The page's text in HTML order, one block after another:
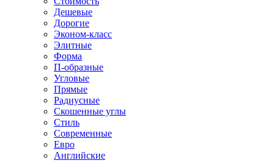
Дешевые
Дорогие
Эконом-класс
Элитные
Форма
П-образные
Угловые
Прямые
Радиусные
Скошенные углы
Стиль
Современные
Евро
Английские